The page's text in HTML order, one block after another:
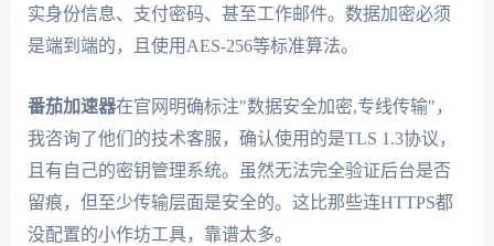
实身份信息、支付密码、甚至工作邮件。数据加密必须
是端到端的，且使用AES-256等标准算法。
番茄加速器在官网明确标注"数据安全加密,专线传输"，
我咨询了他们的技术客服，确认使用的是TLS 1.3协议，
且有自己的密钥管理系统。虽然无法完全验证后台是否
留痕，但至少传输层面是安全的。这比那些连HTTPS都
没配置的小作坊工具，靠谱太多。